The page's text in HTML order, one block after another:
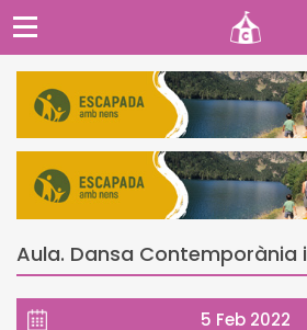
Aula. Dansa Contemporània
5 Feb 2022